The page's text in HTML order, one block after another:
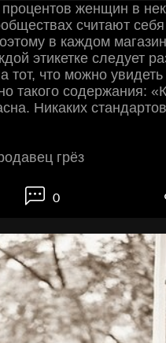
женщин в
считают себя
в каждом
этикетке следует
тот, что можно
такого содержания:
Никаких
грёз
0